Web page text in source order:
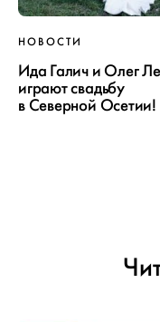
НОВОСТИ
Ида Галич и Олег
играют свадьбу
в Северной Осетии!